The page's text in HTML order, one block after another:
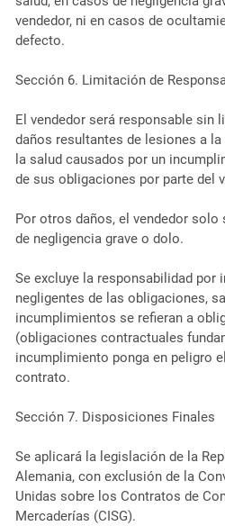
vendedor, ni en casos de
defecto.
Sección 6. Limitación de
El vendedor será responsable sin
daños resultantes de lesiones a
la salud causados ​​por un
de sus obligaciones por parte del
Por otros daños, el vendedor solo
de negligencia grave o dolo.
Se excluye la responsabilidad por
negligentes de las obligaciones,
incumplimientos se refieran a
(obligaciones contractuales
incumplimiento ponga en peligro
contrato.
Sección 7. Disposiciones Finales
Se aplicará la legislación de la
Alemania, con exclusión de la
Unidas sobre los Contratos de
Mercaderías (CISG).